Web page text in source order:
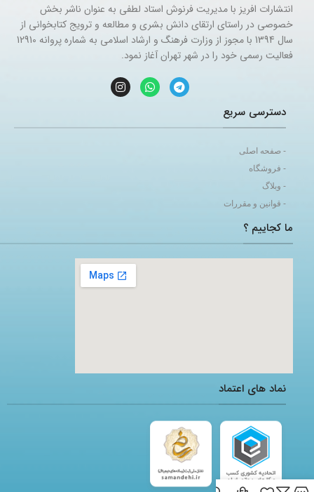
انتشارات افریز با مدیریت فرنوش استاد لطفی به عنوان ناشر بخش
خصوصی در راستای ارتقای دانش بشری و مطالعه و ترویج کتابخوانی از
سال 1394 با مجوز از وزارت فرهنگ و ارشاد اسلامی به شماره پروانه 12910
فعالیت رسمی خود را در شهر تهران آغاز نمود.
دسترسی سریع
- صفحه اصلی
- فروشگاه
- وبلاگ
- قوانین و مقررات
ما کجاییم ؟
adding a google map to a website
نماد های اعتماد